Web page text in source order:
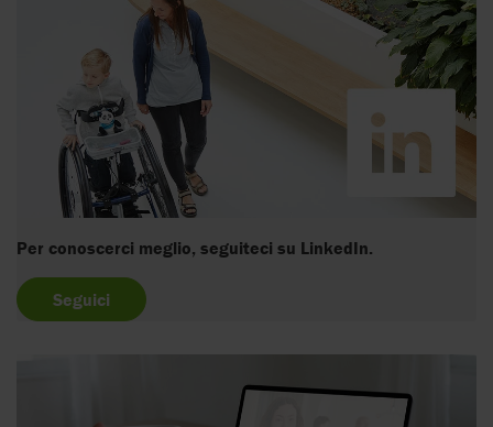
Per conoscerci meglio, seguiteci su LinkedIn.
Seguici